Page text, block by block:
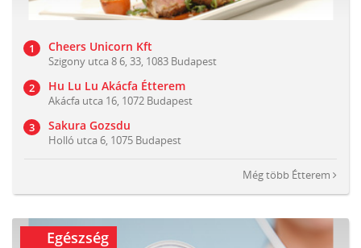
Cheers Unicorn Kft
Szigony utca 8 6, 33, 1083 Budapest
Hu Lu Lu Akácfa Étterem
Akácfa utca 16, 1072 Budapest
Sakura Gozsdu
Holló utca 6, 1075 Budapest
Még több Étterem
Egészség